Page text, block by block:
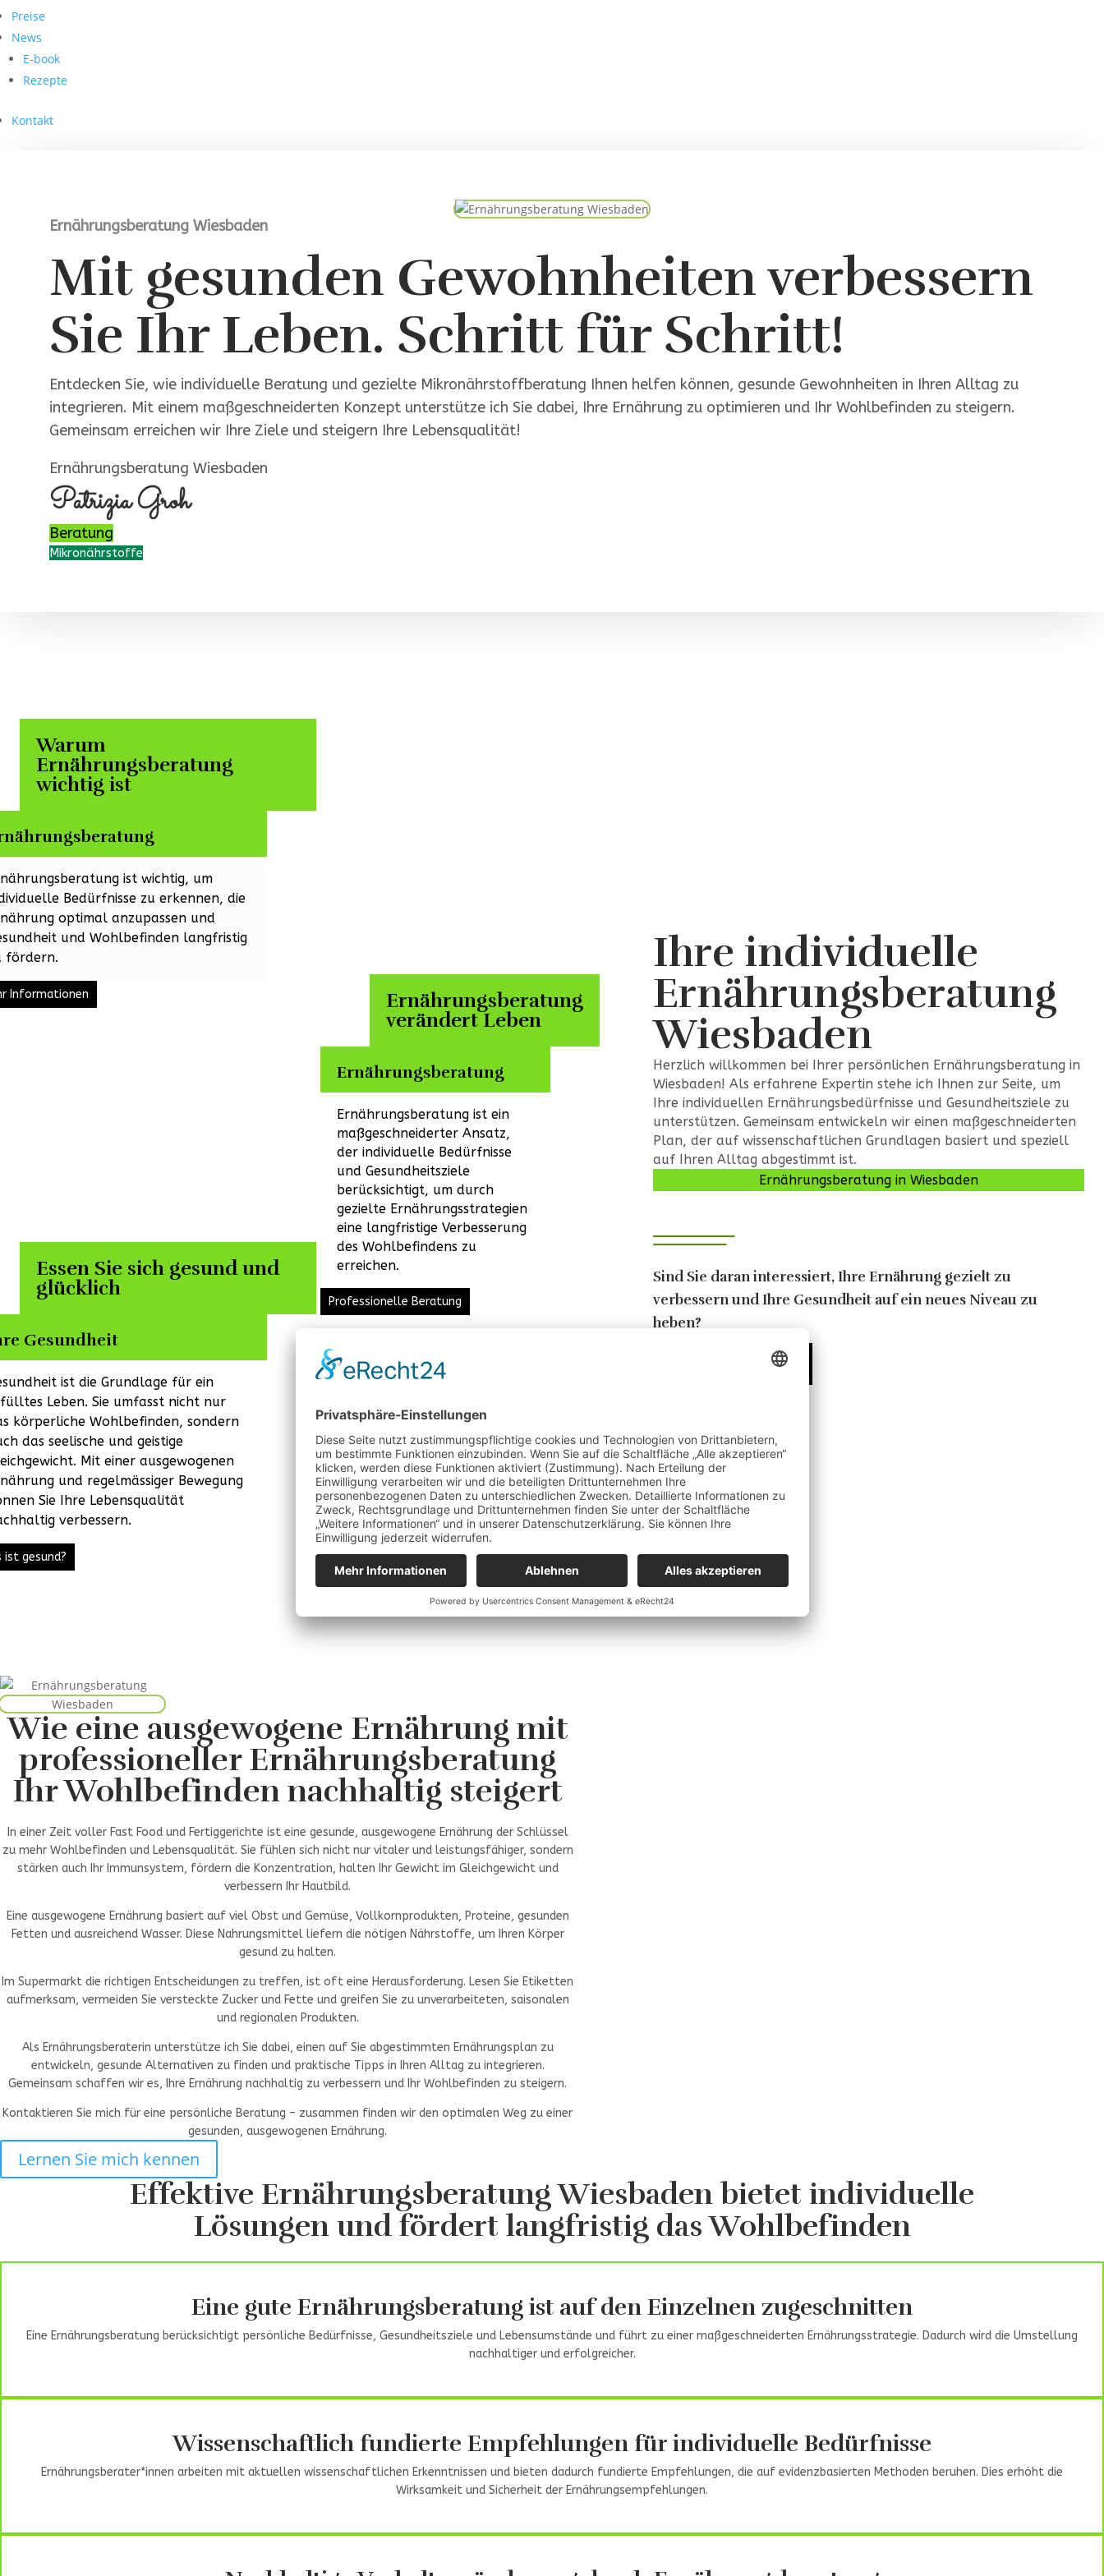
Preise
News
E-book
Rezepte
Kontakt
Ernährungsberatung Wiesbaden
Mit gesunden Gewohnheiten verbessern
Sie Ihr Leben. Schritt für Schritt!
Entdecken Sie, wie individuelle Beratung und gezielte Mikronährstoffberatung Ihnen helfen können, gesunde Gewohnheiten in Ihren Alltag zu
integrieren. Mit einem maßgeschneiderten Konzept unterstütze ich Sie dabei, Ihre Ernährung zu optimieren und Ihr Wohlbefinden zu steigern.
Gemeinsam erreichen wir Ihre Ziele und steigern Ihre Lebensqualität!
Ernährungsberatung Wiesbaden
Patrizia Groh
Beratung
Mikronährstoffe
Warum
Ernährungsberatung
wichtig ist
ist wichtig, um
Bedürfnisse zu erkennen, die
optimal anzupassen und
und Wohlbefinden langfristig
fördern.
Informationen
Essen Sie sich gesund und
glücklich
Gesundheit
ist die Grundlage für ein
Leben. Sie umfasst nicht nur
körperliche Wohlbefinden, sondern
das seelische und geistige
Mit einer ausgewogenen
und regelmässiger Bewegung
Sie Ihre Lebensqualität
verbessern.
ist gesund?
Ernährungsberatung
verändert Leben
Ernährungsberatung
Ernährungsberatung ist ein
maßgeschneiderter Ansatz,
der individuelle Bedürfnisse
und Gesundheitsziele
berücksichtigt, um durch
gezielte Ernährungsstrategien
eine langfristige Verbesserung
des Wohlbefindens zu
erreichen.
Professionelle Beratung
Ihre individuelle
Ernährungsberatung
Wiesbaden
Herzlich willkommen bei Ihrer persönlichen Ernährungsberatung in
Wiesbaden! Als erfahrene Expertin stehe ich Ihnen zur Seite, um
Ihre individuellen Ernährungsbedürfnisse und Gesundheitsziele zu
unterstützen. Gemeinsam entwickeln wir einen maßgeschneiderten
Plan, der auf wissenschaftlichen Grundlagen basiert und speziell
auf Ihren Alltag abgestimmt ist.
Ernährungsberatung in Wiesbaden
Sind Sie daran interessiert, Ihre Ernährung gezielt zu
verbessern und Ihre Gesundheit auf ein neues Niveau zu
heben?
Mehr erfahren
Wie eine ausgewogene Ernährung mit
professioneller Ernährungsberatung
Ihr Wohlbefinden nachhaltig steigert
In einer Zeit voller Fast Food und Fertiggerichte ist eine gesunde, ausgewogene Ernährung der Schlüssel
zu mehr Wohlbefinden und Lebensqualität. Sie fühlen sich nicht nur vitaler und leistungsfähiger, sondern
stärken auch Ihr Immunsystem, fördern die Konzentration, halten Ihr Gewicht im Gleichgewicht und
verbessern Ihr Hautbild.
Eine ausgewogene Ernährung basiert auf viel Obst und Gemüse, Vollkornprodukten, Proteine, gesunden
Fetten und ausreichend Wasser. Diese Nahrungsmittel liefern die nötigen Nährstoffe, um Ihren Körper
gesund zu halten.
Im Supermarkt die richtigen Entscheidungen zu treffen, ist oft eine Herausforderung. Lesen Sie Etiketten
aufmerksam, vermeiden Sie versteckte Zucker und Fette und greifen Sie zu unverarbeiteten, saisonalen
und regionalen Produkten.
Als Ernährungsberaterin unterstütze ich Sie dabei, einen auf Sie abgestimmten Ernährungsplan zu
entwickeln, gesunde Alternativen zu finden und praktische Tipps in Ihren Alltag zu integrieren.
Gemeinsam schaffen wir es, Ihre Ernährung nachhaltig zu verbessern und Ihr Wohlbefinden zu steigern.
Kontaktieren Sie mich für eine persönliche Beratung – zusammen finden wir den optimalen Weg zu einer
gesunden, ausgewogenen Ernährung.
Lernen Sie mich kennen
Effektive Ernährungsberatung Wiesbaden bietet individuelle
Lösungen und fördert langfristig das Wohlbefinden
Eine gute Ernährungsberatung ist auf den Einzelnen zugeschnitten
Eine Ernährungsberatung berücksichtigt persönliche Bedürfnisse, Gesundheitsziele und Lebensumstände und führt zu einer maßgeschneiderten Ernährungsstrategie. Dadurch wird die Umstellung
nachhaltiger und erfolgreicher.
Wissenschaftlich fundierte Empfehlungen für individuelle Bedürfnisse
Ernährungsberater*innen arbeiten mit aktuellen wissenschaftlichen Erkenntnissen und bieten dadurch fundierte Empfehlungen, die auf evidenzbasierten Methoden beruhen. Dies erhöht die
Wirksamkeit und Sicherheit der Ernährungsempfehlungen.